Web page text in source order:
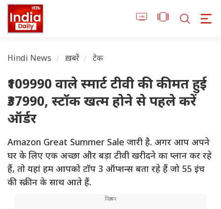
Hindi News ख़बरें टेक
₹109990 वाले स्मार्ट टीवी की कीमत हुई
₹37990, स्टॉक खत्म होने से पहले करें
ऑर्डर
Amazon Great Summer Sale जारी है. अगर आप अपने
घर के लिए एक अच्छा और बड़ा टीवी खरीदने का प्लान कर रहे
हैं, तो यहां हम आपको टॉप 3 ऑप्शन्स बता रहे हैं जो 55 इंच
की स्क्रीन के साथ आते हैं.